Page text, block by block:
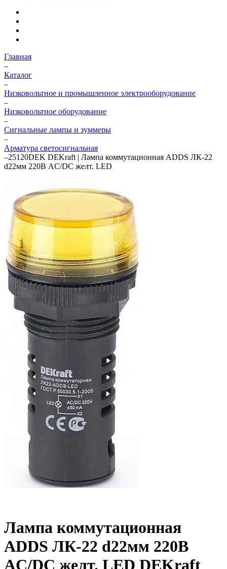
Главная
–
Каталог
–
Низковольтное и промышленное электрооборудование
–
Низковольтное оборудование
–
Сигнальные лампы и зуммеры
–
Арматура светосигнальная
–25120DEK DEKraft | Лампа коммутационная ADDS ЛК-22
d22мм 220В AC/DC желт. LED
Лампа коммутационная
ADDS ЛК-22 d22мм 220В
AC/DC желт. LED DEKraft